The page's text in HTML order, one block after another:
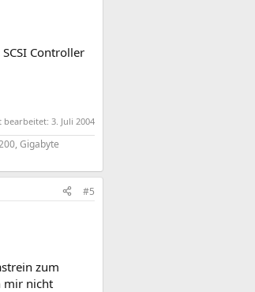
Controller
bearbeitet: 3. Juli 2004
Gigabyte
#5
zum
mir nicht